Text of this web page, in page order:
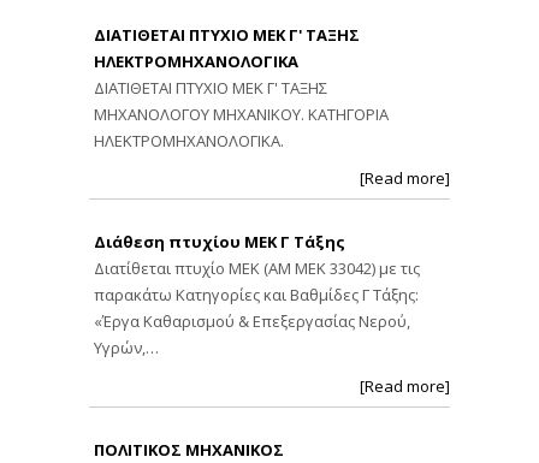
ΔΙΑΤΙΘΕΤΑΙ ΠΤΥΧΙΟ ΜΕΚ Γ' ΤΑΞΗΣ
ΗΛΕΚΤΡΟΜΗΧΑΝΟΛΟΓΙΚΑ
ΔΙΑΤΙΘΕΤΑΙ ΠΤΥΧΙΟ ΜΕΚ Γ' ΤΑΞΗΣ
ΜΗΧΑΝΟΛΟΓΟΥ ΜΗΧΑΝΙΚΟΥ. ΚΑΤΗΓΟΡΙΑ
ΗΛΕΚΤΡΟΜΗΧΑΝΟΛΟΓΙΚΑ.
[Read more]
Διάθεση πτυχίου ΜΕΚ Γ Τάξης
Διατίθεται πτυχίο ΜΕΚ (ΑΜ ΜΕΚ 33042) με τις
παρακάτω Κατηγορίες και Βαθμίδες Γ Τάξης:
«Έργα Καθαρισμού & Επεξεργασίας Νερού,
Υγρών,…
[Read more]
ΠΟΛΙΤΙΚΟΣ ΜΗΧΑΝΙΚΟΣ